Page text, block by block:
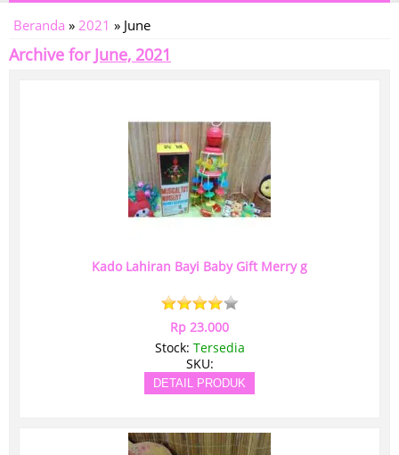
Beranda » 2021 » June
Archive for June, 2021
Kado Lahiran Bayi Baby Gift Merry g
Rp 23.000
Stock: Tersedia
SKU:
DETAIL PRODUK